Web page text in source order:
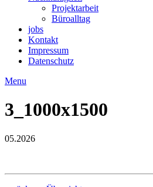
Projektarbeit
Büroalltag
jobs
Kontakt
Impressum
Datenschutz
Menu
3_1000x1500
05.2026